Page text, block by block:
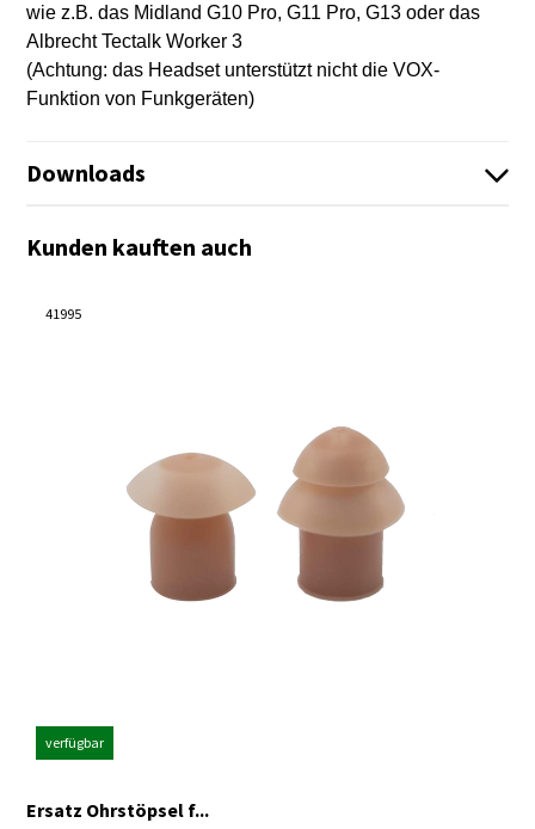
wie z.B. das Midland G10 Pro, G11 Pro, G13 oder das
Albrecht Tectalk Worker 3
(Achtung: das Headset unterstützt nicht die VOX-
Funktion von Funkgeräten)
Downloads
Technical_sheet_C1497_01.pdf
Kunden kauften auch
41995
verfügbar
Ersatz Ohrstöpsel f...